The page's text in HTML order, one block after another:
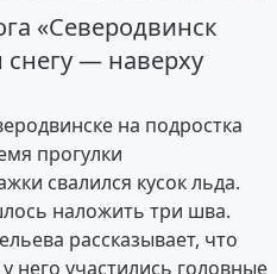
«Северодвинск
снегу — наверху
на подростка
прогулки
свалился кусок льда.
наложить три шва.
рассказывает, что
него участились головные